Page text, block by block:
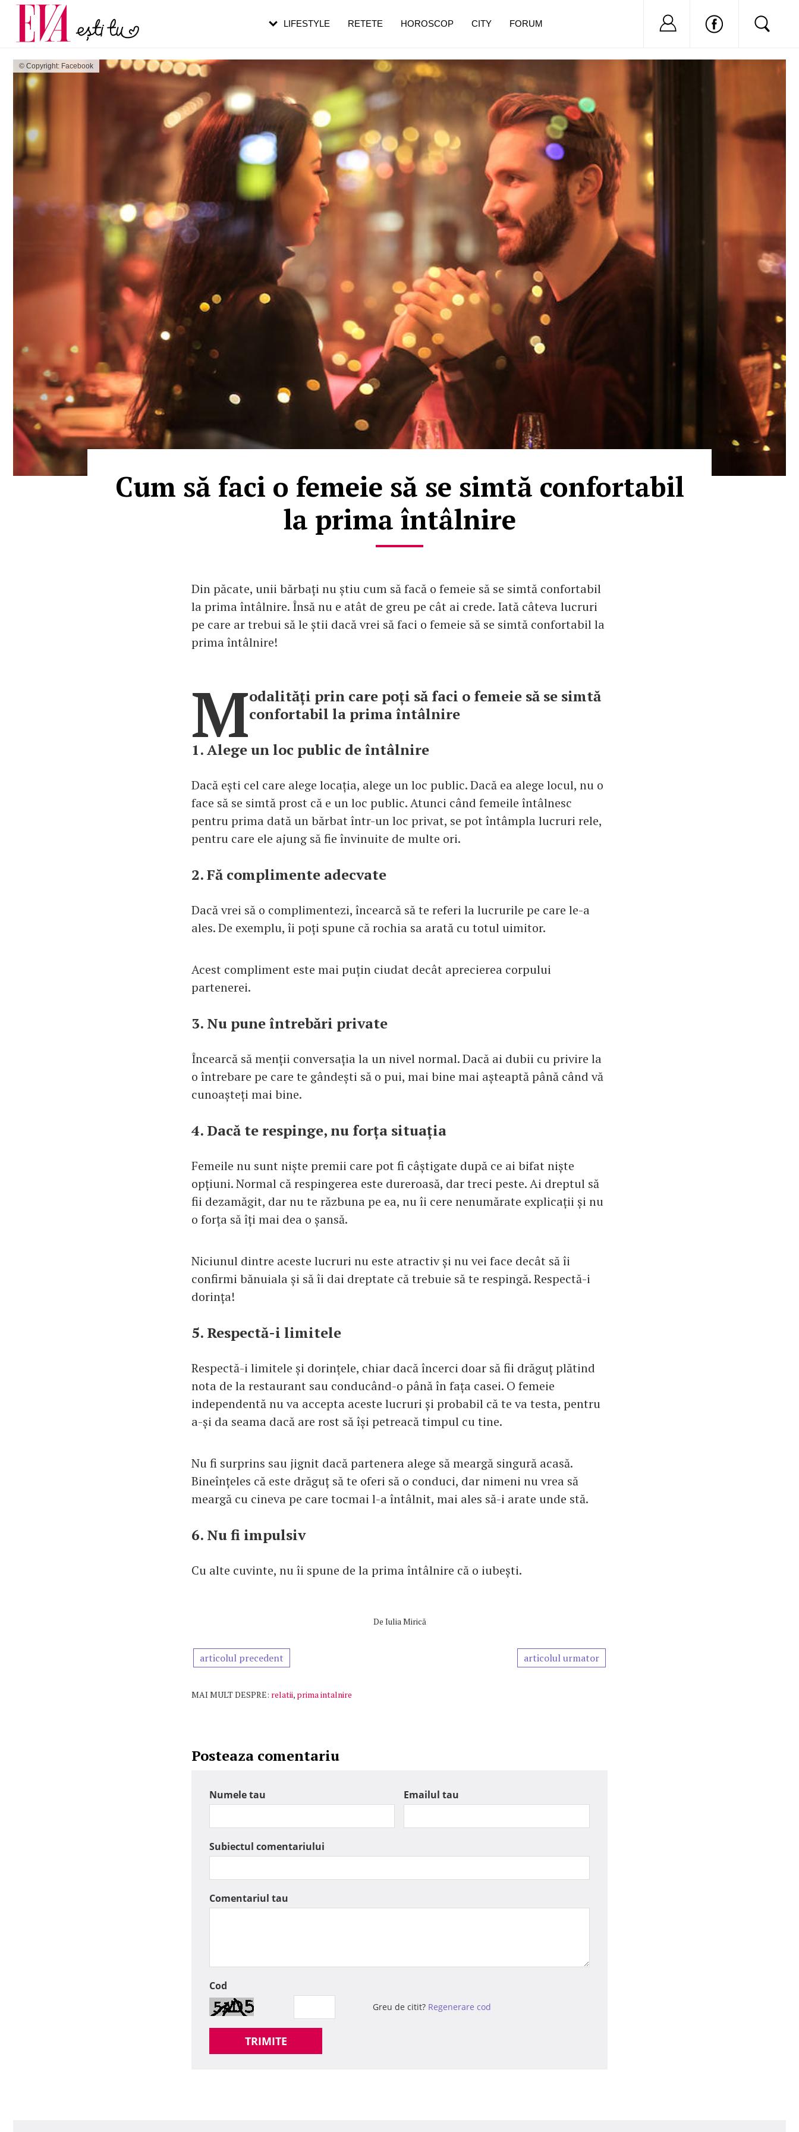
© Copyright: Facebook
Cum să faci o femeie să se simtă confortabil
la prima întâlnire
Din păcate, unii bărbați nu știu cum să facă o femeie să se simtă confortabil
la prima întâlnire. Însă nu e atât de greu pe cât ai crede. Iată câteva lucruri
pe care ar trebui să le știi dacă vrei să faci o femeie să se simtă confortabil la
prima întâlnire!
Modalități prin care poți să faci o femeie să se simtă
confortabil la prima întâlnire
1. Alege un loc public de întâlnire
Dacă ești cel care alege locația, alege un loc public. Dacă ea alege locul, nu o
face să se simtă prost că e un loc public. Atunci când femeile întâlnesc
pentru prima dată un bărbat într-un loc privat, se pot întâmpla lucruri rele,
pentru care ele ajung să fie învinuite de multe ori.
2. Fă complimente adecvate
Dacă vrei să o complimentezi, încearcă să te referi la lucrurile pe care le-a
ales. De exemplu, îi poți spune că rochia sa arată cu totul uimitor.
Acest compliment este mai puțin ciudat decât aprecierea corpului
partenerei.
3. Nu pune întrebări private
Încearcă să menții conversația la un nivel normal. Dacă ai dubii cu privire la
o întrebare pe care te gândești să o pui, mai bine mai așteaptă până când vă
cunoașteți mai bine.
4. Dacă te respinge, nu forța situația
Femeile nu sunt niște premii care pot fi câștigate după ce ai bifat niște
opțiuni. Normal că respingerea este dureroasă, dar treci peste. Ai dreptul să
fii dezamăgit, dar nu te răzbuna pe ea, nu îi cere nenumărate explicații și nu
o forța să îți mai dea o șansă.
Niciunul dintre aceste lucruri nu este atractiv și nu vei face decât să îi
confirmi bănuiala și să îi dai dreptate că trebuie să te respingă. Respectă-i
dorința!
5. Respectă-i limitele
Respectă-i limitele și dorințele, chiar dacă încerci doar să fii drăguț plătind
nota de la restaurant sau conducând-o până în fața casei. O femeie
independentă nu va accepta aceste lucruri și probabil că te va testa, pentru
a-și da seama dacă are rost să își petreacă timpul cu tine.
Nu fi surprins sau jignit dacă partenera alege să meargă singură acasă.
Bineînțeles că este drăguț să te oferi să o conduci, dar nimeni nu vrea să
meargă cu cineva pe care tocmai l-a întâlnit, mai ales să-i arate unde stă.
6. Nu fi impulsiv
Cu alte cuvinte, nu îi spune de la prima întâlnire că o iubești.
De Iulia Mirică
articolul precedent articolul urmator
MAI MULT DESPRE: relatii, prima intalnire
Posteaza comentariu
Numele tau Emailul tau
Subiectul comentariului
Comentariul tau
Cod
Greu de citit? Regenerare cod
TRIMITE
LIFESTYLE RETETE HOROSCOP CITY FORUM Nu ai cont?
Carieră
Actualitate
pe măsură ce înaintezi în vârstă
de dureroasă este investigația